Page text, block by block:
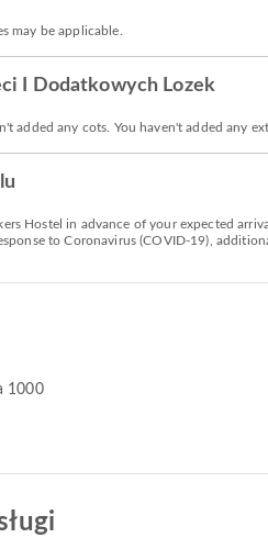
may be applicable.
I Dodatkowych Lozek
added any cots. You haven't added any
Hostel in advance of your expected
to Coronavirus (COVID-19),
1000